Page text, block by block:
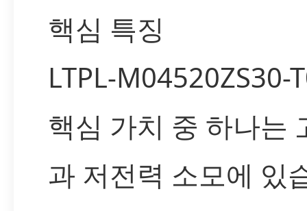
핵심 특징
LTPL-M04520ZS30-
핵심 가치 중 하나는
과 저전력 소모에 있